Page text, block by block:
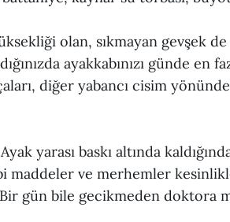
olan, sıkmayan gevşek
ayakkabınızı günde en
diğer yabancı cisim
yarası baskı altında
maddeler ve merhemler
gün bile gecikmeden doktora